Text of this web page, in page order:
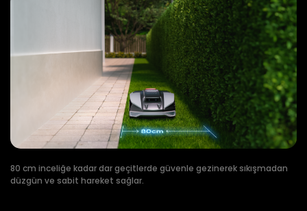
80 cm inceliğe kadar dar geçitlerde güvenle gezinerek sıkışmadan
düzgün ve sabit hareket sağlar.